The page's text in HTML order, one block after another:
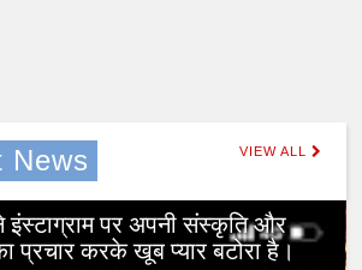
News VIEW ALL
ने इंस्टाग्राम पर अपनी संस्कृति और
प्रचार करके खूब प्यार बटोरा है।